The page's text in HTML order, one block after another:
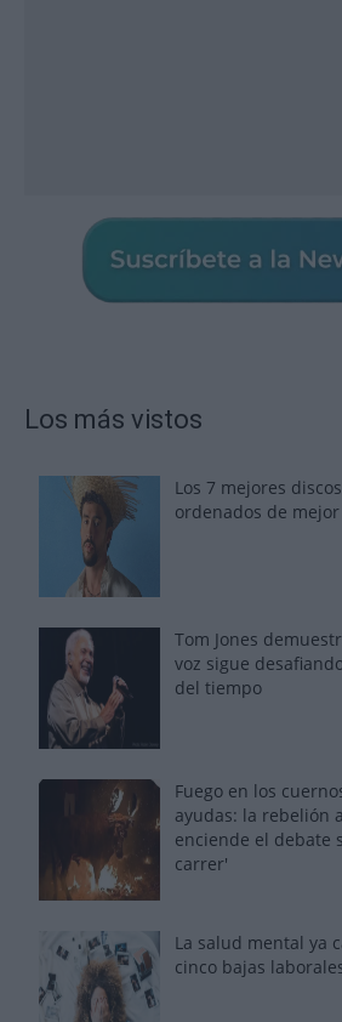
Los más vistos
Los 7 mejores
ordenados de
Tom Jones
voz sigue
del tiempo
Fuego en los
ayudas: la rebelión
enciende el debate
carrer'
La salud mental ya
cinco bajas